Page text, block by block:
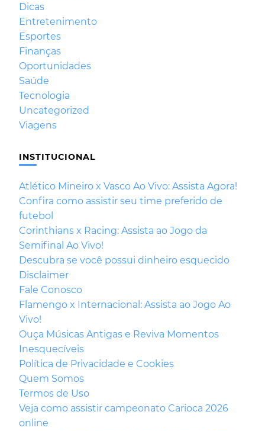
Dicas
Entretenimento
Esportes
Finanças
Oportunidades
Saúde
Tecnologia
Uncategorized
Viagens
INSTITUCIONAL
Atlético Mineiro x Vasco Ao Vivo: Assista Agora!
Confira como assistir seu time preferido de
futebol
Corinthians x Racing: Assista ao Jogo da
Semifinal Ao Vivo!
Descubra se você possui dinheiro esquecido
Disclaimer
Fale Conosco
Flamengo x Internacional: Assista ao Jogo Ao
Vivo!
Ouça Músicas Antigas e Reviva Momentos
Inesquecíveis
Política de Privacidade e Cookies
Quem Somos
Termos de Uso
Veja como assistir campeonato Carioca 2026
online